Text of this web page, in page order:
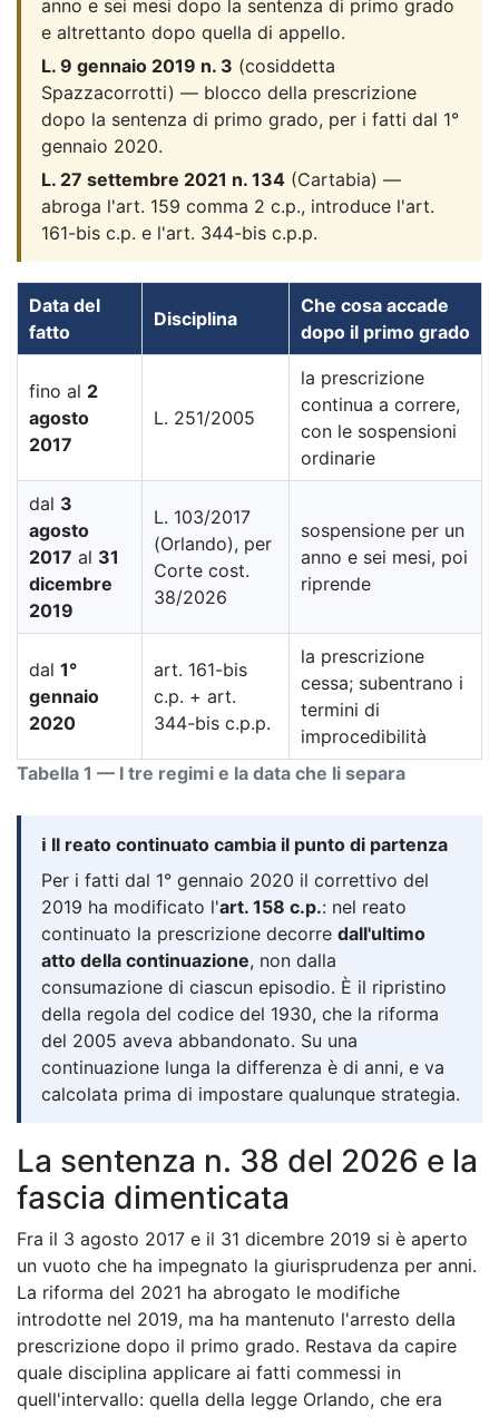
anno e sei mesi dopo la sentenza di primo grado
e altrettanto dopo quella di appello.
L. 9 gennaio 2019 n. 3 (cosiddetta
Spazzacorrotti) — blocco della prescrizione
dopo la sentenza di primo grado, per i fatti dal 1°
gennaio 2020.
L. 27 settembre 2021 n. 134 (Cartabia) —
abroga l'art. 159 comma 2 c.p., introduce l'art.
161-bis c.p. e l'art. 344-bis c.p.p.
Tabella 1 — I tre regimi e la data che li separa
Data del
fatto
Disciplina
Che cosa accade
dopo il primo grado
fino al 2
agosto
2017
L. 251/2005
la prescrizione
continua a correre,
con le sospensioni
ordinarie
dal 3
agosto
2017 al 31
dicembre
2019
L. 103/2017
(Orlando), per
Corte cost.
38/2026
sospensione per un
anno e sei mesi, poi
riprende
dal 1°
gennaio
2020
art. 161-bis
c.p. + art.
344-bis c.p.p.
la prescrizione
cessa; subentrano i
termini di
improcedibilità
ℹ️ Il reato continuato cambia il punto di partenza
Per i fatti dal 1° gennaio 2020 il correttivo del
2019 ha modificato l'art. 158 c.p.: nel reato
continuato la prescrizione decorre dall'ultimo
atto della continuazione, non dalla
consumazione di ciascun episodio. È il ripristino
della regola del codice del 1930, che la riforma
del 2005 aveva abbandonato. Su una
continuazione lunga la differenza è di anni, e va
calcolata prima di impostare qualunque strategia.
La sentenza n. 38 del 2026 e la
fascia dimenticata
Fra il 3 agosto 2017 e il 31 dicembre 2019 si è aperto
un vuoto che ha impegnato la giurisprudenza per anni.
La riforma del 2021 ha abrogato le modifiche
introdotte nel 2019, ma ha mantenuto l'arresto della
prescrizione dopo il primo grado. Restava da capire
quale disciplina applicare ai fatti commessi in
quell'intervallo: quella della legge Orlando, che era